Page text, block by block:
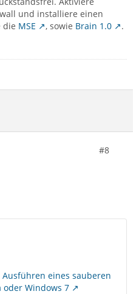
und installiere einen
die MSE , sowie Brain 1.0
.
#8
eines sauberen
oder Windows 7